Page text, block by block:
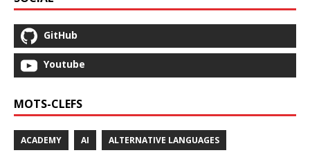
GitHub
Youtube
MOTS-CLEFS
ACADEMY AI ALTERNATIVE LANGUAGES